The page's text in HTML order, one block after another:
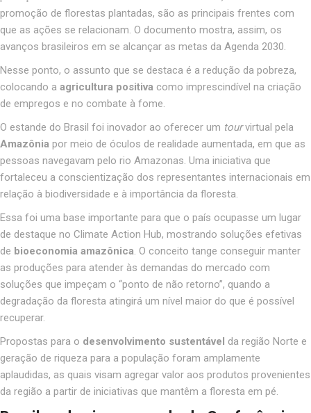
promoção de florestas plantadas, são as principais frentes com
que as ações se relacionam. O documento mostra, assim, os
avanços brasileiros em se alcançar as metas da Agenda 2030.
Nesse ponto, o assunto que se destaca é a redução da pobreza,
colocando a agricultura positiva como imprescindível na criação
de empregos e no combate à fome.
O estande do Brasil foi inovador ao oferecer um tourvirtual pela
Amazônia por meio de óculos de realidade aumentada, em que as
pessoas navegavam pelo rio Amazonas. Uma iniciativa que
fortaleceu a conscientização dos representantes internacionais em
relação à biodiversidade e à importância da floresta.
Essa foi uma base importante para que o país ocupasse um lugar
de destaque no Climate Action Hub, mostrando soluções efetivas
de bioeconomia amazônica. O conceito tange conseguir manter
as produções para atender às demandas do mercado com
soluções que impeçam o “ponto de não retorno”, quando a
degradação da floresta atingirá um nível maior do que é possível
recuperar.
Propostas para o desenvolvimento sustentável da região Norte e
geração de riqueza para a população foram amplamente
aplaudidas, as quais visam agregar valor aos produtos provenientes
da região a partir de iniciativas que mantêm a floresta em pé.